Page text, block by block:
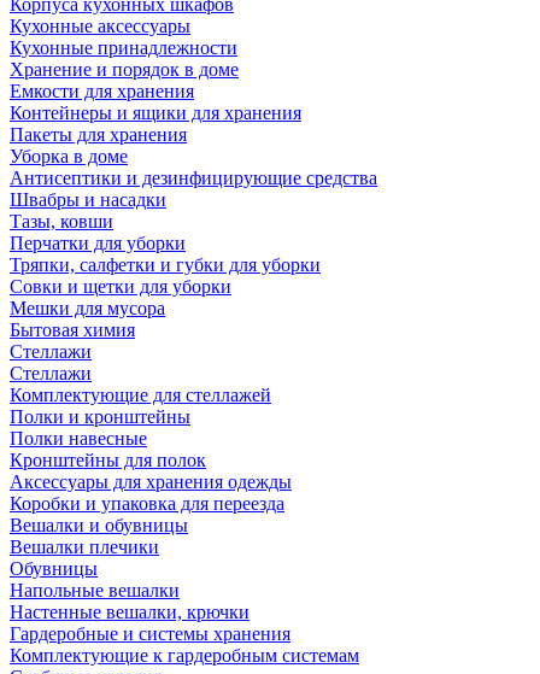
Корпуса кухонных шкафов
Кухонные аксессуары
Кухонные принадлежности
Хранение и порядок в доме
Емкости для хранения
Контейнеры и ящики для хранения
Пакеты для хранения
Уборка в доме
Антисептики и дезинфицирующие средства
Швабры и насадки
Тазы, ковши
Перчатки для уборки
Тряпки, салфетки и губки для уборки
Совки и щетки для уборки
Мешки для мусора
Бытовая химия
Стеллажи
Стеллажи
Комплектующие для стеллажей
Полки и кронштейны
Полки навесные
Кронштейны для полок
Аксессуары для хранения одежды
Коробки и упаковка для переезда
Вешалки и обувницы
Вешалки плечики
Обувницы
Напольные вешалки
Настенные вешалки, крючки
Гардеробные и системы хранения
Комплектующие к гардеробным системам